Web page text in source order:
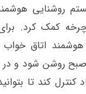
روشنایی
کمک کرد.
اتاق
کنترل کند تا